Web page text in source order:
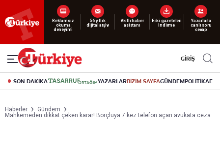
Yeni nesil dijital
abonelik 19 TL’den başlayan fiyatlarla.
GİRİŞ
SON DAKİKA YAZARLARBİZİM SAYFAGÜNDEMPOLİTİKA
Haberler
Gündem
Mahkemeden dikkat çeken karar! Borçluya 7 kez telefon açan avukata ceza